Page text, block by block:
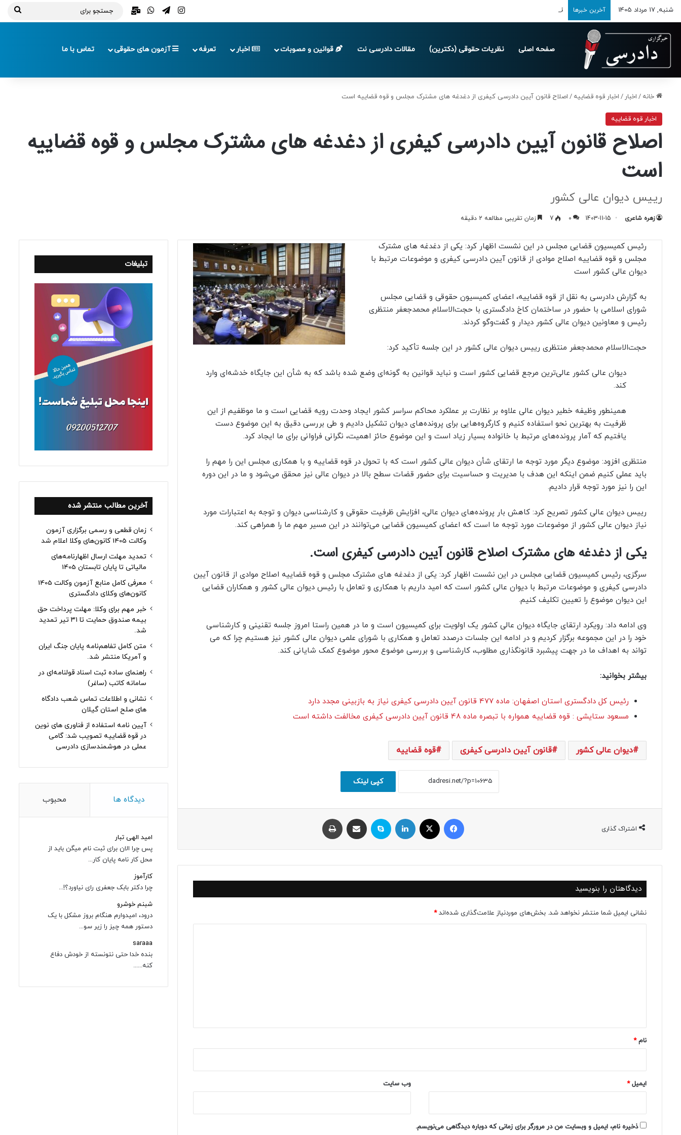
شنبه, 17 مرداد 1405 آخرین خبرها تمدید مهلت ارسال اظهارنامه‌های مالیاتی تا پایان تابستان 1405 اینستاگرام
تلگرامواتس آپ
ایمیل
صفحه اصلی نظریات حقوقی (دکترین) مقالات دادرسی نت قوانین و مصوبات اخبار تعرفه آزمون های حقوقی تماس با ما
خانه / اخبار / اخبار قوه قضاییه / اصلاح قانون آیین دادرسی کیفری از دغدغه های مشترک مجلس و قوه قضاییه است
اخبار قوه قضاییه
اصلاح قانون آیین دادرسی کیفری از دغدغه های مشترک مجلس و قوه قضاییه
است
رییس دیوان عالی کشور
زهره شاعری 1403-11-15
0
7 زمان تقریبی مطالعه 2 دقیقه
رئیس کمیسیون قضایی مجلس در این نشست اظهار کرد: یکی از دغدغه های مشترک
مجلس و قوه قضاییه اصلاح موادی از قانون آیین دادرسی کیفری و موضوعات مرتبط با
دیوان عالی کشور است
به گزارش دادرسی به نقل از قوه قضاییه، اعضای کمیسیون حقوقی و قضایی مجلس
شورای اسلامی با حضور در ساختمان کاخ دادگستری با حجت‌الاسلام محمدجعفر منتظری
رئیس و معاونین دیوان عالی کشور دیدار و گفت‌وگو کردند.
حجت‌الاسلام محمدجعفر منتظری رییس دیوان عالی کشور در این جلسه تأکید کرد:
دیوان عالی کشور عالی‌ترین مرجع قضایی کشور است و نباید قوانین به گونه‌ای وضع شده باشد که به شأن این جایگاه خدشه‌ای وارد
کند.
همینطور وظیفه خطیر دیوان عالی علاوه بر نظارت بر عملکرد محاکم سراسر کشور ایجاد وحدت رویه قضایی است و ما موظفیم از این
ظرفیت به بهترین نحو استفاده کنیم و کارگروه‌هایی برای پرونده‌های دیوان تشکیل دادیم و طی بررسی دقیق به این موضوع دست
یافتیم که آمار پرونده‌های مرتبط با خانواده بسیار زیاد است و این موضوع حائز اهمیت، نگرانی فراوانی برای ما ایجاد کرد.
منتظری افزود: موضوع دیگر مورد توجه ما ارتقای شأن دیوان عالی کشور است که با تحول در قوه قضاییه و با همکاری مجلس این را مهم را
باید عملی کنیم ضمن اینکه این هدف با مدیریت و حساسیت برای حضور قضات سطح بالا در دیوان عالی نیز محقق می‌شود و ما در این دوره
این را نیز مورد توجه قرار دادیم.
رییس دیوان عالی کشور تصریح کرد: کاهش بار پرونده‌های دیوان عالی، افزایش ظرفیت حقوقی و کارشناسی دیوان و توجه به اعتبارات مورد
نیاز دیوان عالی کشور از موضوعات مورد توجه ما است که اعضای کمیسیون قضایی می‌توانند در این مسیر مهم ما را همراهی کند.
یکی از دغدغه های مشترک اصلاح قانون آیین دادرسی کیفری است.
سرگزی، رئیس کمیسیون قضایی مجلس در این نشست اظهار کرد: یکی از دغدغه های مشترک مجلس و قوه قضاییه اصلاح موادی از قانون آیین
دادرسی کیفری و موضوعات مرتبط با دیوان عالی کشور است که امید داریم با همکاری و تعامل با رئیس دیوان عالی کشور و همکاران قضایی
این دیوان موضوع را تعیین تکلیف کنیم.
وی ادامه داد: رویکرد ارتقای جایگاه دیوان عالی کشور یک اولویت برای کمیسیون است و ما در همین راستا امروز جلسه تقنینی و کارشناسی
خود را در این مجموعه برگزار کردیم و در ادامه این جلسات درصدد تعامل و همکاری با شورای علمی دیوان عالی کشور نیز هستیم چرا که می
تواند به اهداف ما در جهت پیشبرد قانونگذاری مطلوب، کارشناسی و بررسی موضوع محور موضوع کمک شایانی کند.
بیشتر بخوانید:
رئیس کل دادگستری استان اصفهان: ماده 477 قانون آیین دادرسی کیفری نیاز به بازبینی مجدد دارد
مسعود ستایشی : قوه قضاییه همواره با تبصره ماده 48 قانون آیین دادرسی کیفری مخالفت داشته است
دیوان عالی کشور قانون آیین دادرسی کیفری قوه قضاییه
کپی لینک
اشتراک گذاری
فیسبوک ایکس لینکداین اسکایپ اشتراک با ایمیل
دیدگاهتان را بنویسید
نشانی ایمیل شما منتشر نخواهد شد. بخش‌های موردنیاز علامت‌گذاری شده‌اند*
نام*
ایمیل* وب‌ سایت
ذخیره نام، ایمیل و وبسایت من در مرورگر برای زمانی که دوباره دیدگاهی می‌نویسم.
تبلیغات
آخرین مطالب منتشر شده
زمان قطعی و رسمی برگزاری آزمون
وکالت 1405 کانون‌های وکلا اعلام شد
تمدید مهلت ارسال اظهارنامه‌های
مالیاتی تا پایان تابستان 1405
معرفی کامل منابع آزمون وکالت 1405
کانون‌های وکلای دادگستری
خبر مهم برای وکلا: مهلت پرداخت حق
بیمه صندوق حمایت تا ۳۱ تیر تمدید
شد.
متن کامل تفاهم‌نامه پایان جنگ ایران
و آمریکا منتشر شد.
راهنمای ساده ثبت اسناد قولنامه‌ای در
سامانه کاتب (ساغر)
نشانی و اطلاعات تماس شعب دادگاه
های صلح استان گیلان
آیین نامه استفاده از فناوری های نوین
در قوه قضاییه تصویب شد: گامی
عملی در هوشمندسازی دادرسی
دیدگاه ها محبوب
امید الهی تبار
پس چرا الان برای ثبت نام میگن باید از
محل کار نامه پایان کار...
کارآموز
چرا دکتر بابک جعفری رای نیاورد؟!...
شبنم خوشرو
درود، امیدوارم هنگام بروز مشکل با یک
دستور همه چیز را زیر سو...
saraaa
بنده خدا حتی نتونسته از خودش دفاع
کنه......